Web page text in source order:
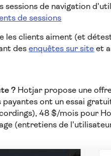
sessions de navigation
de sessions
les clients aiment (et
desenquêtes sur site et
? Hotjar propose une
payantes ont un essai
48 $/mois pour
(entretiens de